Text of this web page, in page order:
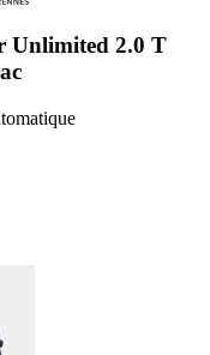
Unlimited 2.0 T